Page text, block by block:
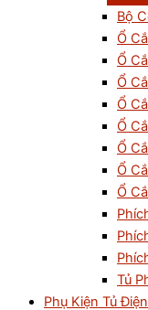
Bộ
Ổ
Ổ
Ổ
Ổ
Ổ
Ổ
Ổ
Ổ
Tủ
Phụ Kiện Tủ